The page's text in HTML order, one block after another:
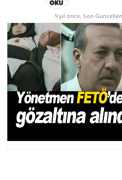
9 yıl önce, Son